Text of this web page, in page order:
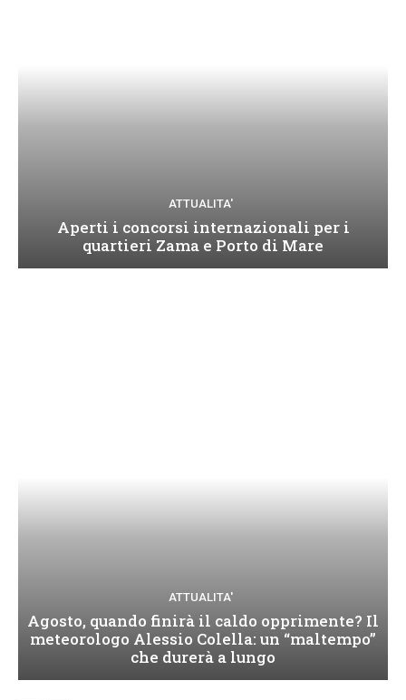
ATTUALITA'
Aperti i concorsi internazionali per i
quartieri Zama e Porto di Mare
ATTUALITA'
Agosto, quando finirà il caldo opprimente? Il
meteorologo Alessio Colella: un “maltempo”
che durerà a lungo